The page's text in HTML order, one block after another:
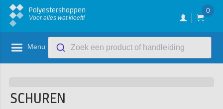
Polyestershoppen
Voor alles wat kleeft!
0
Menu Zoek een product of handleiding
SCHUREN